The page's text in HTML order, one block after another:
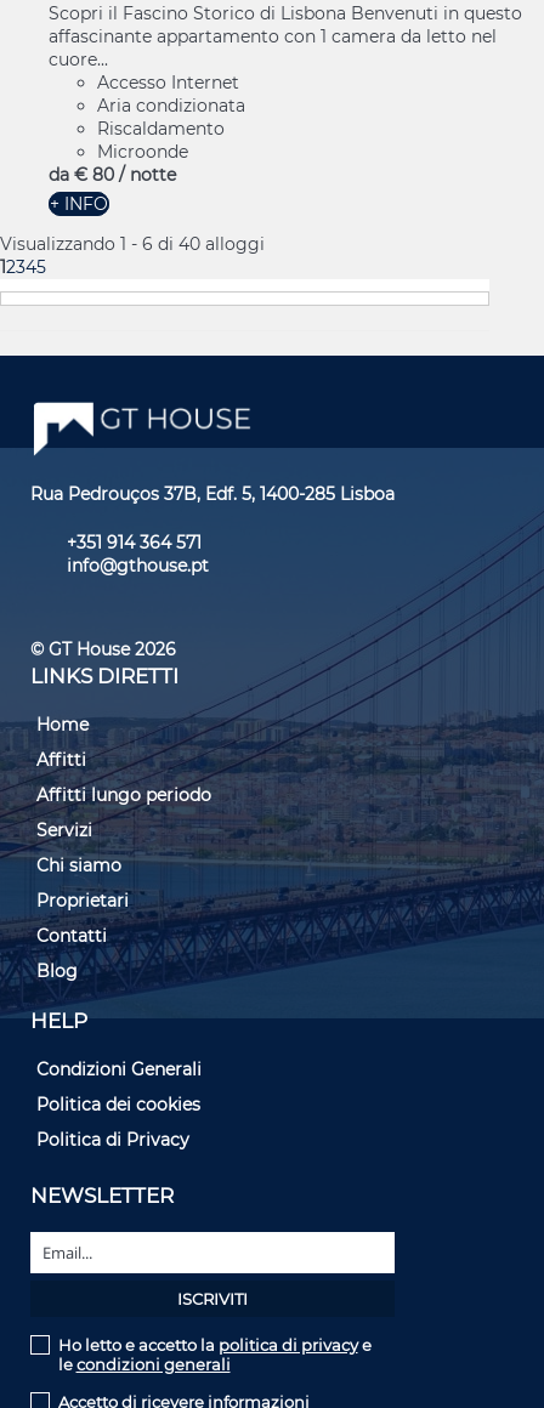
Scopri il Fascino Storico di Lisbona Benvenuti in questo
affascinante appartamento con 1 camera da letto nel
cuore...
Accesso Internet
Aria condizionata
Riscaldamento
Microonde
da € 80 / notte
+ INFO
Visualizzando 1 - 6 di 40 alloggi
12345
Rua Pedrouços 37B, Edf. 5, 1400-285 Lisboa
+351 914 364 571
info@gthouse.pt
© GT House 2026
LINKS DIRETTI
Home
Affitti
Affitti lungo periodo
Servizi
Chi siamo
Proprietari
Contatti
Blog
HELP
Condizioni Generali
Politica dei cookies
Politica di Privacy
NEWSLETTER
Ho letto e accetto la politica di privacye
lecondizioni generali
Accetto di ricevere informazioni